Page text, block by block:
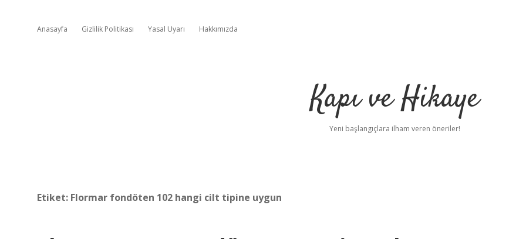
Anasayfa Gizlilik Politikası Yasal Uyarı Hakkımızda
Kapı ve Hikaye
Yeni başlangıçlara ilham veren öneriler!
Etiket: Flormar fondöten 102 hangi cilt tipine uygun